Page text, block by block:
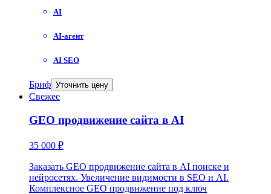
AI
AI-агент
AI SEO
Бриф Уточнить цену
Свежее
GEO продвижение сайта в AI
35 000 ₽
Заказать GEO продвижение сайта в AI поиске и
нейросетях. Увеличение видимости в SEO и AI.
Комплексное GEO продвижение под ключ